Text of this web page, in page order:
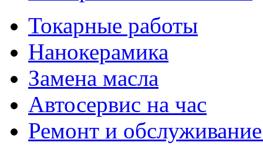
Токарные работы
Нанокерамика
Замена масла
Автосервис на час
Ремонт и